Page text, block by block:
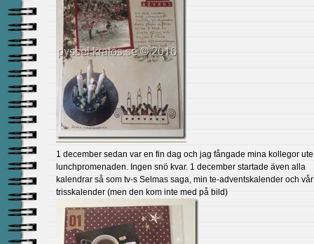
1 december sedan var en fin dag och jag fångade mina kollegor
lunchpromenaden. Ingen snö kvar. 1 december startade även alla
kalendrar så som tv-s Selmas saga, min te-adventskalender och vår
trisskalender (men den kom inte med på bild)